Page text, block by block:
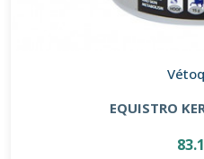
EQUISTRO